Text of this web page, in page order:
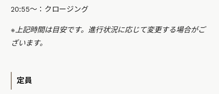
20:55〜：クロージング
※上記時間は目安です。進行状況に応じて変更する場合がご
ざいます。
定員